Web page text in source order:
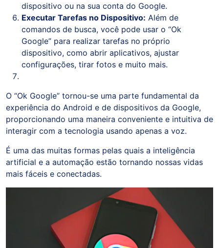
dispositivo ou na sua conta do Google.
Executar Tarefas no Dispositivo: Além de
comandos de busca, você pode usar o “Ok
Google” para realizar tarefas no próprio
dispositivo, como abrir aplicativos, ajustar
configurações, tirar fotos e muito mais.
O “Ok Google” tornou-se uma parte fundamental da
experiência do Android e de dispositivos da Google,
proporcionando uma maneira conveniente e intuitiva de
interagir com a tecnologia usando apenas a voz.
É uma das muitas formas pelas quais a inteligência
artificial e a automação estão tornando nossas vidas
mais fáceis e conectadas.